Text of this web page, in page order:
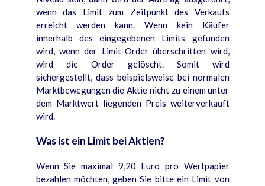
wenn das Limit zum Zeitpunkt des Verkaufs
erreicht werden kann. Wenn kein Käufer
innerhalb des eingegebenen Limits gefunden
wird, wenn der Limit-Order überschritten wird,
wird die Order gelöscht. Somit wird
sichergestellt, dass beispielsweise bei normalen
Marktbewegungen die Aktie nicht zu einem unter
dem Marktwert liegenden Preis weiterverkauft
wird.
Was ist ein Limit bei Aktien?
Wenn Sie maximal 9,20 Euro pro Wertpapier
bezahlen möchten, geben Sie bitte ein Limit von